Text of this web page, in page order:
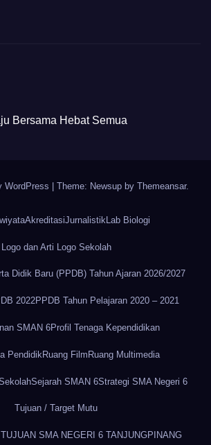
Bersama Hebat Semua
WordPress Theme: Newsup by Themeansar.
AkreditasiJurnalistik Lab Biologi
Logo dan Arti Logo Sekolah
Didik Baru (PPDB) Tahun Ajaran 2026/2027
2022PPDB Tahun Pelajaran 2020 – 2021
SMAN 6Profil Tenaga Kependidikan
Pendidik Ruang Film Ruang Multimedia
Sejarah SMAN 6Strategi SMA Negeri 6
Tujuan / Target Mutu
SMA NEGERI 6 TANJUNGPINANG